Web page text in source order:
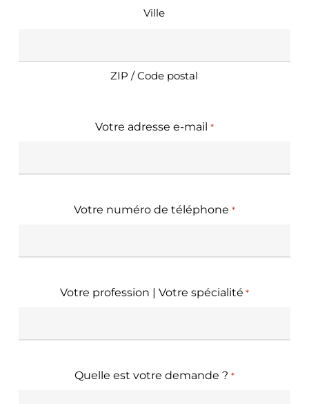
Ville
ZIP / Code postal
Votre adresse e-mail *
Votre numéro de téléphone *
Votre profession | Votre spécialité *
Quelle est votre demande ? *